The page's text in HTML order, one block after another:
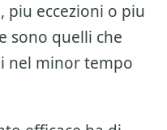
piu eccezioni o piu
sono quelli che
nel minor tempo